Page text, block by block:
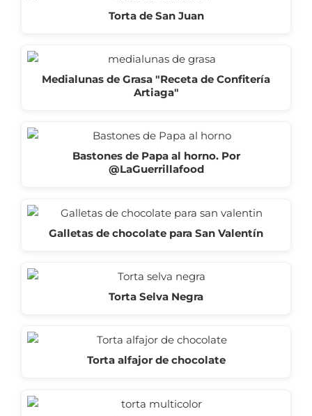
Torta de San Juan
Medialunas de Grasa "Receta de Confitería
Artiaga"
Bastones de Papa al horno. Por
@LaGuerrillafood
Galletas de chocolate para San Valentín
Torta Selva Negra
Torta alfajor de chocolate